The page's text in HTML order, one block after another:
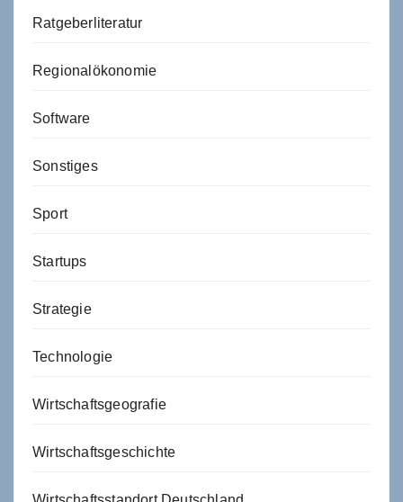
Ratgeberliteratur
Regionalökonomie
Software
Sonstiges
Sport
Startups
Strategie
Technologie
Wirtschaftsgeografie
Wirtschaftsgeschichte